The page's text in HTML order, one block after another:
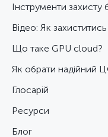
Інструменти захисту
Відео: Як
Що таке GPU cloud?
Як обрати надійний
Глосарій
Ресурси
Блог